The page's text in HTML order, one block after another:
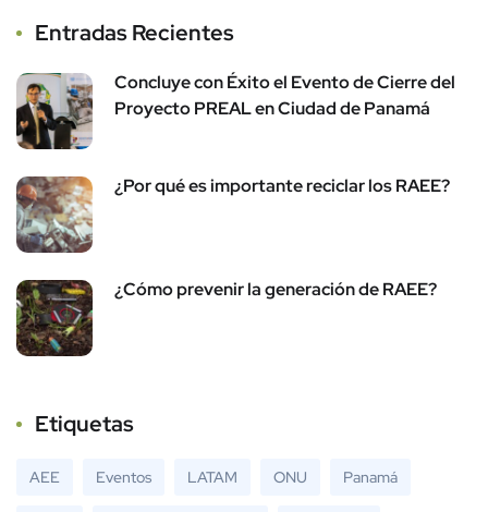
Entradas Recientes
Concluye con Éxito el Evento de Cierre del
Proyecto PREAL en Ciudad de Panamá
¿Por qué es importante reciclar los RAEE?
¿Cómo prevenir la generación de RAEE?
Etiquetas
AEE Eventos LATAM ONU Panamá